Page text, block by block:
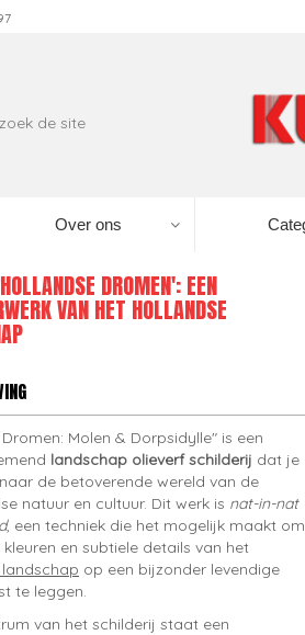
Over ons
DROMEN': EEN
VAN HET HOLLANDSE
Molen & Dorpsidylle" is een
landschap olieverf schilderij dat je
de betoverende wereld van de
natuur en cultuur. Dit werk is nat-in-nat
, een techniek die het mogelijk maakt om
kleuren en subtiele details van het
op een bijzonder levendige
te leggen.
van het schilderij staat een